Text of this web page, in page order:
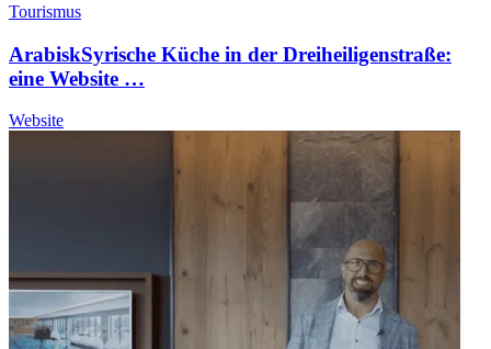
Tourismus
ArabiskSyrische Küche in der Dreiheiligenstraße:
eine Website …
Website